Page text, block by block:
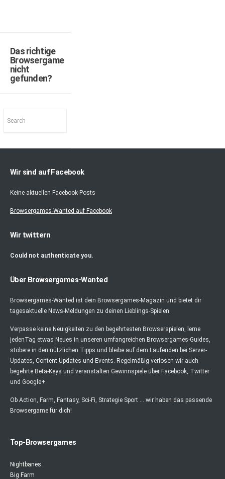
Das richtige
Browsergame
nicht
gefunden?
Wir sind auf Facebook
Keine aktuellen Facebook-Posts
Browsergames-Wanted auf Facebook
Wir twittern
Could not authenticate you.
Über Browsergames-Wanted
Browsergames-Wanted ist dein Browsergames-Magazin und bietet dir
tagesaktuelle News-Meldungen zu deinen Lieblings-Spielen.
Verpasse keine Neuigkeiten zu den begehrtesten Browserspielen, lerne
jedenTag etwas Neues in unseren umfangreichen Browsergames-Guides,
stöbere in den nützlichen Tipps und bleibe auf dem Laufenden bei Server-
Updates, Content-Updates und Events. Regelmäßig verlosen wir auch
begehrte Beta-Keys und veranstalten Gewinnspiele über Facebook, Twitter
und Google+.
Ob Action, Farm, Fantasy, Sci-Fi, Strategie Sport ... wir haben das passende
Browsergame für dich!
Top-Browsergames
Nightbanes
Big Farm